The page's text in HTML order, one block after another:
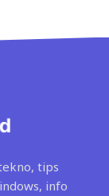
tips
info